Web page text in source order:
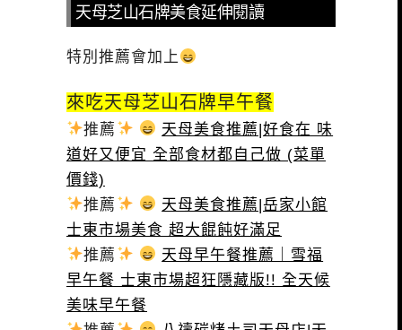
天母芝山石牌美食延伸閱讀
特別推薦會加上
來吃天母芝山石牌早午餐
推薦
天母美食推薦|好食在 味
道好又便宜 全部食材都自己做 (菜單
價錢)
推薦
天母美食推薦|岳家小館
士東市場美食 超大餛飩好滿足
推薦
天母早午餐推薦｜雪福
早午餐 士東市場超狂隱藏版!! 全天候
美味早午餐